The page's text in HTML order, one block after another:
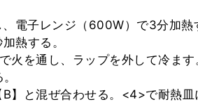
電子レンジ（600W）で3分加熱
熱する。
を通し、ラップを外して冷ます
と混ぜ合わせる。<4>で耐熱皿